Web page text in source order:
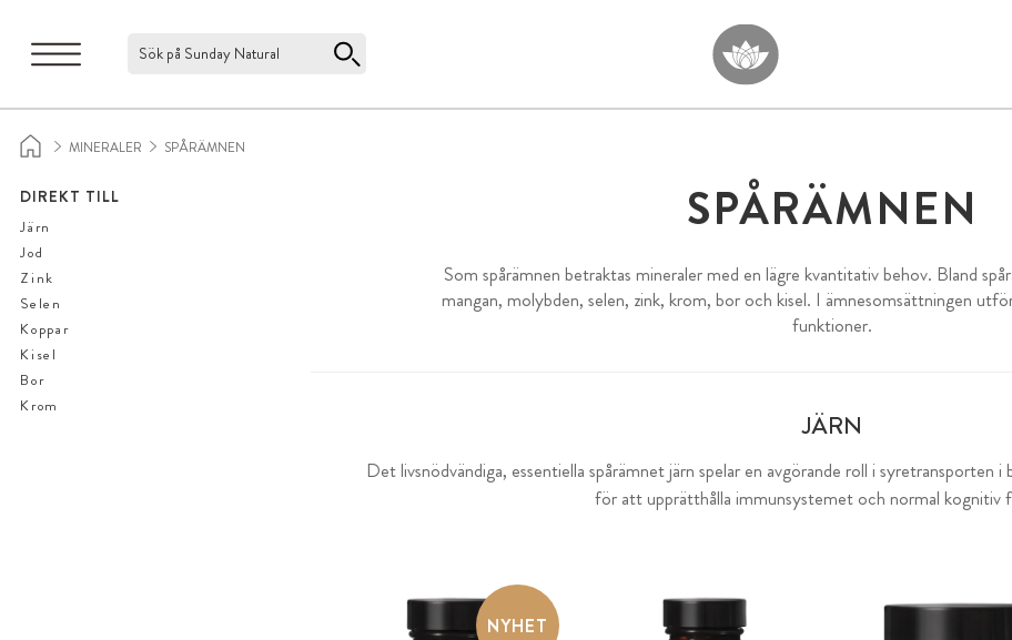
Sök på Sunday Natural
MINERALER SPÅRÄMNEN
SPÅRÄMNEN
Som spårämnen betraktas mineraler med en lägre kvantitativ behov. Bland
mangan, molybden, selen, zink, krom, bor och kisel. I ämnesomsättningen
funktioner.
JÄRN
Det livsnödvändiga, essentiella spårämnet järn spelar en avgörande roll i syretransporten
för att upprätthålla immunsystemet och normal kognitiv
NYHET
DIREKT TILL
Järn
Jod
Zink
Selen
Koppar
Kisel
Bor
Krom